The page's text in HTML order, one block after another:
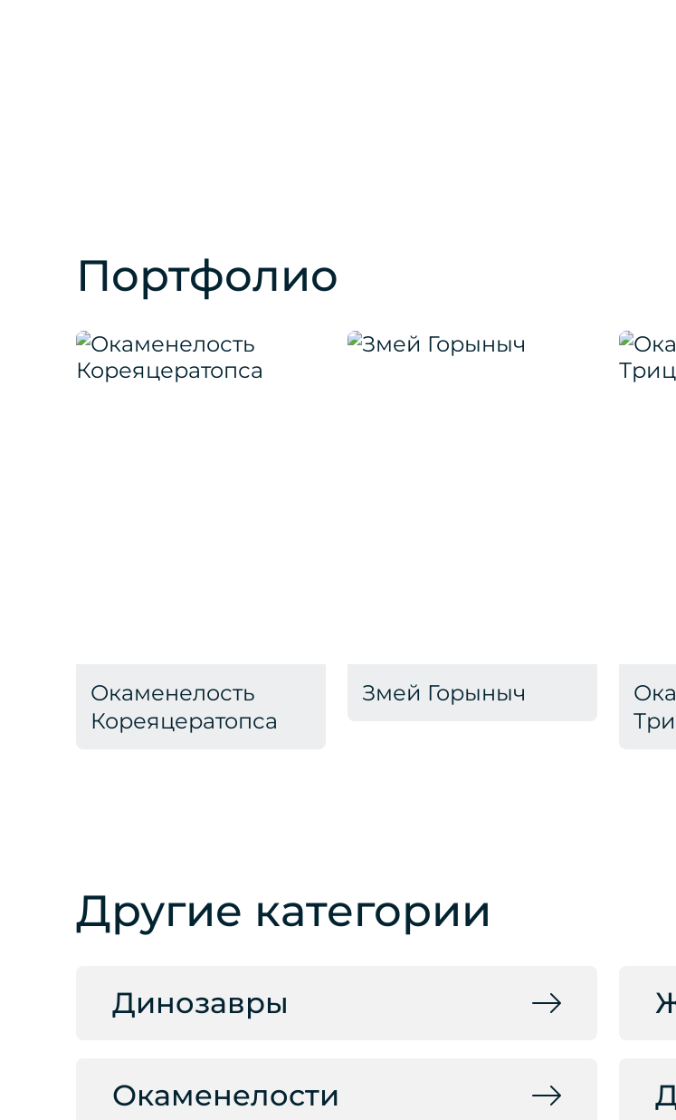
Портфолио
Окаменелость
Кореяцератопса
Змей Горыныч
Другие категории
Динозавры
Окаменелости